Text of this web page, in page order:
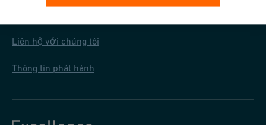
Liên hệ với chúng tôi
Thông tin phát hành